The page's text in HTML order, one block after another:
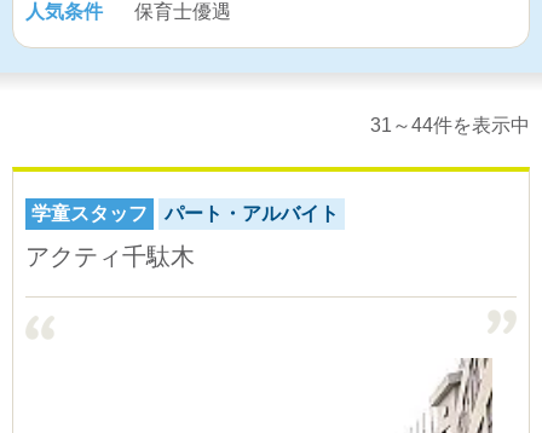
人気条件
保育士優遇
31～44件を表示中
学童スタッフ パート・アルバイト
アクティ千駄木